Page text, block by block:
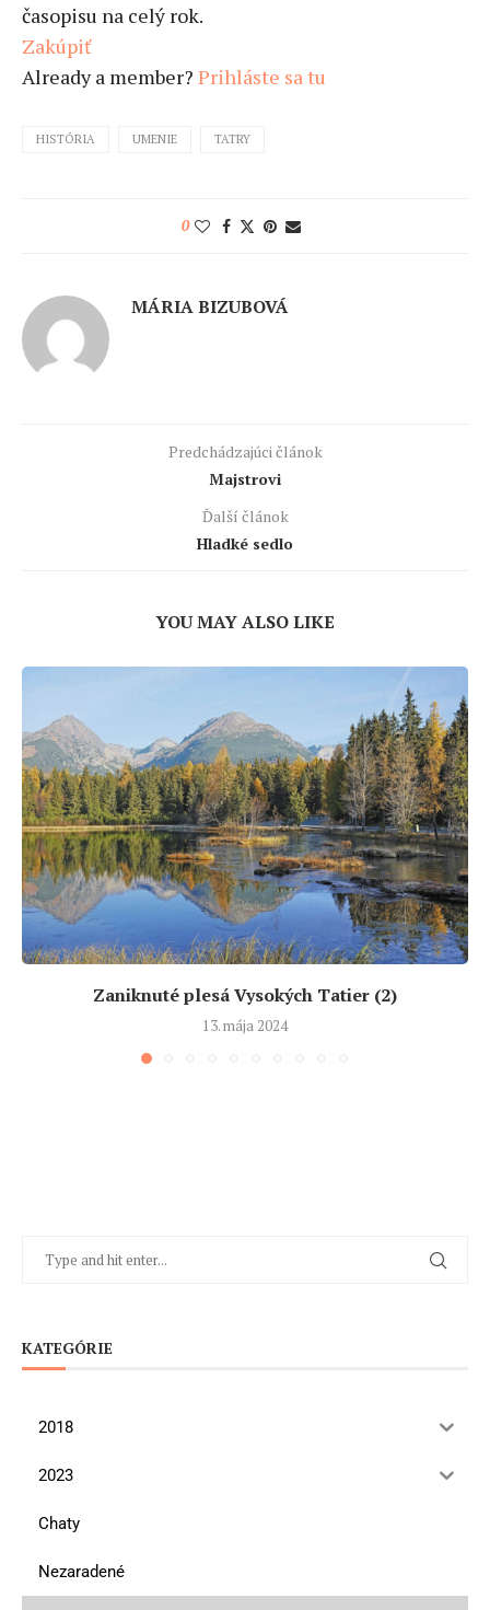
časopisu na celý rok.
Zakúpiť
Already a member? Prihláste sa tu
HISTÓRIA UMENIE TATRY
0
MÁRIA BIZUBOVÁ
Predchádzajúci článok
Majstrovi
Ďalší článok
Hladké sedlo
YOU MAY ALSO LIKE
Zaniknuté plesá Vysokých Tatier (2)
13. mája 2024
KATEGÓRIE
2018
2023
Chaty
Nezaradené